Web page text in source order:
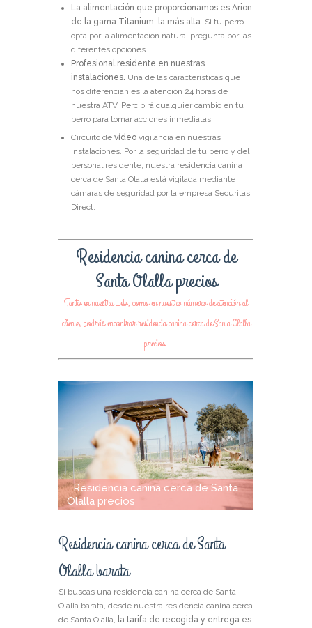
La alimentación que proporcionamos es Arion
de la gama Titanium, la más alta. Si tu perro
opta por la alimentación natural pregunta por las
diferentes opciones.
Profesional residente en nuestras
instalaciones. Una de las características que
nos diferencian es la atención 24 horas de
nuestra ATV. Percibirá cualquier cambio en tu
perro para tomar acciones inmediatas.
Circuito de vídeo vigilancia en nuestras
instalaciones. Por la seguridad de tu perro y del
personal residente, nuestra residencia canina
cerca de Santa Olalla está vigilada mediante
cámaras de seguridad por la empresa Securitas
Direct.
Residencia canina cerca de
Santa Olalla precios
Tanto en nuestra web, como en nuestro número de atención al
cliente, podrás encontrar residencia canina cerca de Santa Olalla
precios.
Residencia canina cerca de Santa
Olalla precios
Residencia canina cerca de Santa
Olalla barata
Si buscas una residencia canina cerca de Santa
Olalla barata, desde nuestra residencia canina cerca
de Santa Olalla, la tarifa de recogida y entrega es